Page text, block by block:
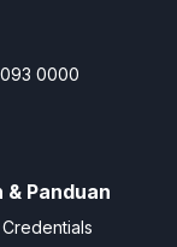
0000
& Panduan